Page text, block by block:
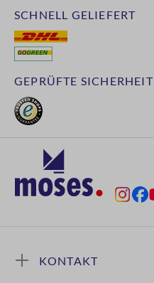
GEPRÜFTE SICHERHEIT
SCHNELL GELIEFERT
KONTAKT